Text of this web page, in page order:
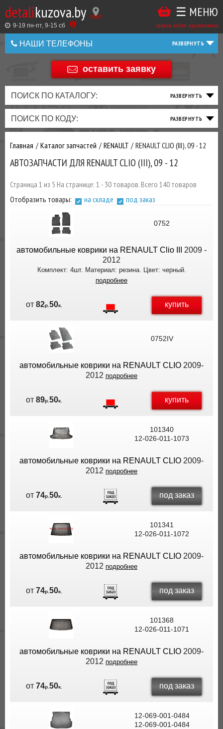
detalikuzova.by
9-19 пн-пт, 9-15 cб заказы online: круглосуточно
☰ МЕНЮ
НАШИ ТЕЛЕФОНЫ
+375 44 586 05 44
оставить заявку
ПОИСК ПО КАТАЛОГУ:
ПОИСК ПО КОДУ:
Главная Каталог запчастей RENAULT RENAULT CLIO (III), 09 - 12
АВТОЗАПЧАСТИ ДЛЯ RENAULT CLIO (III), 09 - 12
Страница 1 из 5 На странице: 1 - 30 товаров. Всего 140 товаров
Отобразить товары:
на складе под заказ
0752
автомобильные коврики на RENAULT Clio III
2009 -
2012
Комплект: 4шт. Материал: резина. Цвет: черный.
подробнее
от82р.50к. купить
0752IV
автомобильные коврики на RENAULT CLIO 2009-
2012 подробнее
от89р.50к. купить
101340
12-026-011-1073
автомобильные коврики на RENAULT CLIO 2009-
2012 подробнее
от74р.50к. под заказ
101341
12-026-011-1072
автомобильные коврики на RENAULT CLIO 2009-
2012 подробнее
от74р.50к. под заказ
101368
12-026-011-1071
автомобильные коврики на RENAULT CLIO 2009-
2012 подробнее
от74р.50к. под заказ
12-069-001-0484
12-069-001-0484
Купить
в
1
Беларусь
+375
+375
ТАКЖЕ
ВЫ
МОЖЕТЕ
У
ЗАКАЗАТЬ
ТО
ФИЛЬТРА
ТОРМОЗНАЯ
СИСТЕМА
ПОДВЕСКА
РУЛЕВОЕ
ТРАНСМИССИЯ
ПРИВОД
ДВИГАТЕЛЬ
ВЫХЛОП
ЭЛЕКТРИКА
ОСВЕЩЕНИЕ
РАСХОДНИКИ,
ЗАПЧАСТИ К
ЗАКАЗУ ЧЕРЕЗ